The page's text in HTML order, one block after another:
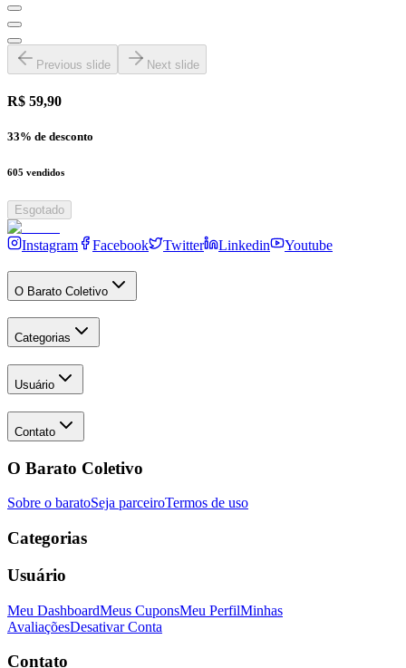
Previous slide Next slide
R$ 59,90
33% de desconto
605 vendidos
Esgotado
Instagram Facebook Twitter Linkedin Youtube
O Barato Coletivo
Categorias
Usuário
Contato
O Barato Coletivo
Sobre o baratoSeja parceiroTermos de uso
Categorias
Usuário
Meu DashboardMeus CuponsMeu PerfilMinhas
AvaliaçõesDesativar Conta
Contato